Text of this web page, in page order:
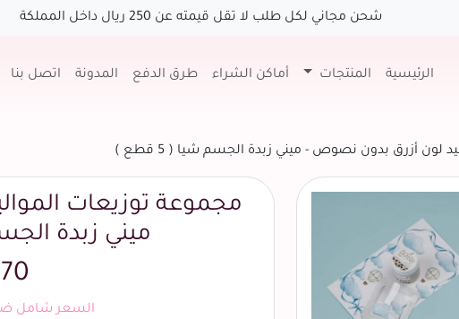
شحن مجاني لكل طلب لا تقل قيمته عن 250 ريال داخل المملكة
الرئيسية المنتجات أماكن الشراء طرق الدفع المدونة اتصل بنا
لون أزرق بدون نصوص - ميني زبدة الجسم شيا ( 5 قطع )
مجموعة توزيعات
ميني زبدة الجسم
70 ريال
السعر شامل